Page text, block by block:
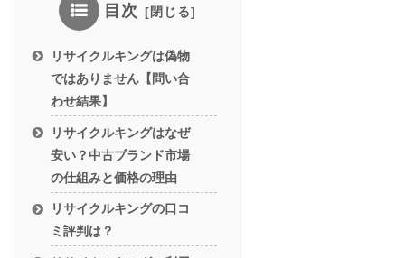
目次
リサイクルキングは偽物
ではありません【問い合
わせ結果】
リサイクルキングはなぜ
安い？中古ブランド市場
の仕組みと価格の理由
リサイクルキングの口コ
ミ評判は？